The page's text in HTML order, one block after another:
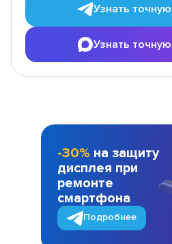
Узнать
Узнать
-30% на защиту
дисплея при
ремонте
смартфона
Подробнее